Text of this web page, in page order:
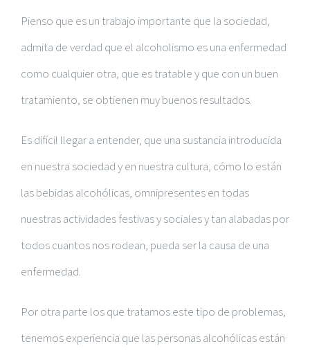
Pienso que es un trabajo importante que la sociedad,
admita de verdad que el alcoholismo es una enfermedad
como cualquier otra, que estratabley que con un buen
tratamiento, se obtienen muy buenos resultados.
Es difícil llegar a entender, que una sustancia introducida
en nuestra sociedad y en nuestra cultura, cómo lo están
las bebidas alcohólicas, omnipresentes en todas
nuestras actividades festivas y sociales y tan alabadas por
todos cuantos nos rodean, pueda ser la causa de una
enfermedad.
Por otra parte los que tratamos este tipo de problemas,
tenemos experiencia que las personas alcohólicas están